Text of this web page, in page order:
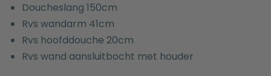
Doucheslang 150cm
Rvs wandarm 41cm
Rvs hoofddouche 20cm
Rvs wand aansluitbocht met houder